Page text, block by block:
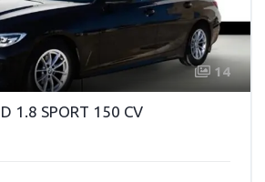
14
1.8 SPORT 150 CV